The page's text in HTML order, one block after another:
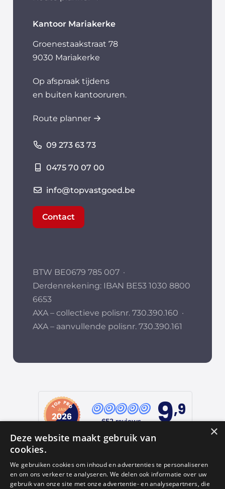
Kantoor Mariakerke
Groenestaakstraat 78
9030 Mariakerke
Op afspraak tijdens
en buiten kantooruren.
Route planner
09 273 63 73
0475 70 07 00
info@topvastgoed.be
Contact
BTW BE0679 785 007 ·
Derdenrekening: IBAN BE53 1030 8800
6653
AXA – collectieve polisnr. 730.390.160 ·
AXA – aanvullende polisnr. 730.390.161
652 reviews 9,9
provided by
Google Reviews
×
Deze website maakt gebruik van
cookies.
We gebruiken cookies om inhoud en advertenties te personaliseren
en om ons verkeer te analyseren. We delen ook informatie over uw
gebruik van onze site met onze advertentie- en analysepartners, die